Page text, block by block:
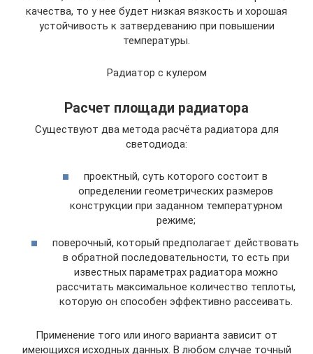
качества, то у нее будет низкая вязкость и хорошая
устойчивость к затвердеванию при повышении
температуры.
Радиатор с кулером
Расчет площади радиатора
Существуют два метода расчёта радиатора для
светодиода:
проектный, суть которого состоит в
определении геометрических размеров
конструкции при заданном температурном
режиме;
поверочный, который предполагает действовать
в обратной последовательности, то есть при
известных параметрах радиатора можно
рассчитать максимальное количество теплоты,
которую он способен эффективно рассеивать.
Применение того или иного варианта зависит от
имеющихся исходных данных. В любом случае точный